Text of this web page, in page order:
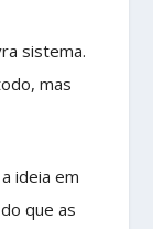
sistema.
mas
ideia em
que as